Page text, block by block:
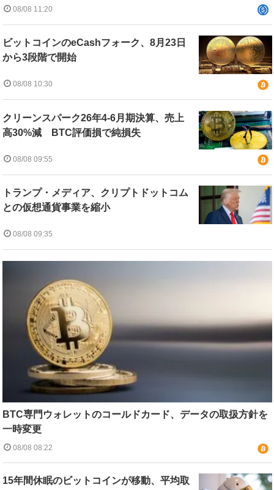
08/08 11:20
ビットコインのeCashフォーク、8月23日
から3段階で開始
08/08 10:30
クリーンスパーク26年4-6月期決算、売上
高30%減 BTC評価損で純損失
08/08 09:55
トランプ・メディア、クリプトドットコム
との仮想通貨事業を縮小
08/08 09:35
BTC専門ウォレットのコールドカード、データの取扱方針を
一時変更
08/08 08:22
15年間休眠のビットコインが移動、平均取